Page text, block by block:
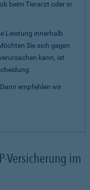
beim Tierarzt oder in
Leistung innerhalb
Sie sich gegen
kann, ist
empfehlen wir
Versicherung im